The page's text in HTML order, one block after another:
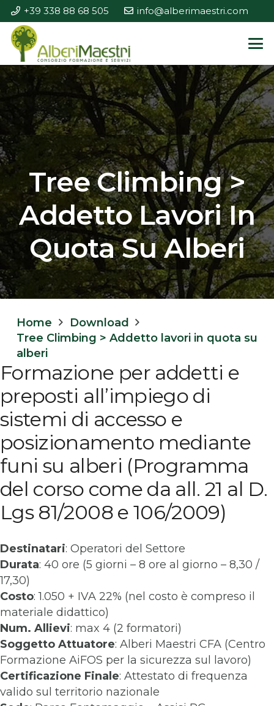
+39 338 88 68 505 info@alberimaestri.com
Tree Climbing >
Addetto Lavori In
Quota Su Alberi
Home
Download
Tree Climbing > Addetto lavori in quota su
alberi
Formazione per addetti e
preposti all’impiego di
sistemi di accesso e
posizionamento mediante
funi su alberi (Programma
del corso come da all. 21 al D.
Lgs 81/2008 e 106/2009)
Destinatari: Operatori del Settore
Durata: 40 ore (5 giorni – 8 ore al giorno – 8,30 /
17,30)
Costo: 1.050 + IVA 22% (nel costo è compreso il
materiale didattico)
Num. Allievi: max 4 (2 formatori)
Soggetto Attuatore: Alberi Maestri CFA (Centro
Formazione AiFOS per la sicurezza sul lavoro)
Certificazione Finale: Attestato di frequenza
valido sul territorio nazionale